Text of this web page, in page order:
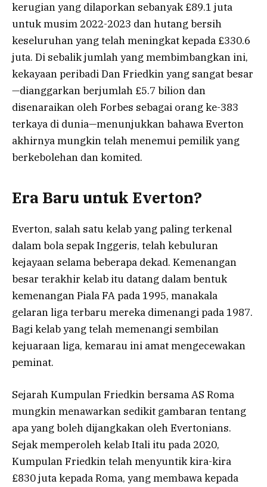
kerugian yang dilaporkan sebanyak £89.1 juta
untuk musim 2022-2023 dan hutang bersih
keseluruhan yang telah meningkat kepada £330.6
juta. Di sebalik jumlah yang membimbangkan ini,
kekayaan peribadi Dan Friedkin yang sangat besar
—dianggarkan berjumlah £5.7 bilion dan
disenaraikan oleh Forbes sebagai orang ke-383
terkaya di dunia—menunjukkan bahawa Everton
akhirnya mungkin telah menemui pemilik yang
berkebolehan dan komited.
Era Baru untuk Everton?
Everton, salah satu kelab yang paling terkenal
dalam bola sepak Inggeris, telah kebuluran
kejayaan selama beberapa dekad. Kemenangan
besar terakhir kelab itu datang dalam bentuk
kemenangan Piala FA pada 1995, manakala
gelaran liga terbaru mereka dimenangi pada 1987.
Bagi kelab yang telah memenangi sembilan
kejuaraan liga, kemarau ini amat mengecewakan
peminat.
Sejarah Kumpulan Friedkin bersama AS Roma
mungkin menawarkan sedikit gambaran tentang
apa yang boleh dijangkakan oleh Evertonians.
Sejak memperoleh kelab Itali itu pada 2020,
Kumpulan Friedkin telah menyuntik kira-kira
£830 juta kepada Roma, yang membawa kepada